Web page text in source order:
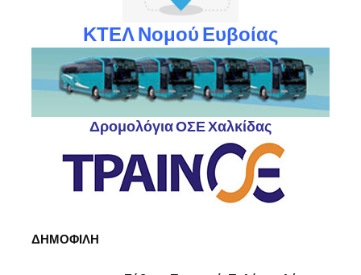
ΚΤΕΛ Νομού Ευβοίας
Δρομολόγια ΟΣΕ Χαλκίδας
ΔΗΜΟΦΙΛΗ